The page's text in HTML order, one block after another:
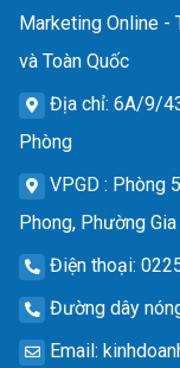
Marketing Online -
và Toàn Quốc
Địa chỉ: 6A/9/
Phòng
VPGD : Phòng
Phong, Phường
Điện thoại:
Đường dây
Email: